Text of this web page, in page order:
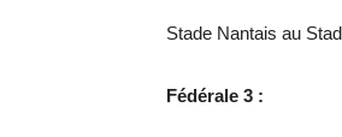
Stade Nantais au
Fédérale 3 :